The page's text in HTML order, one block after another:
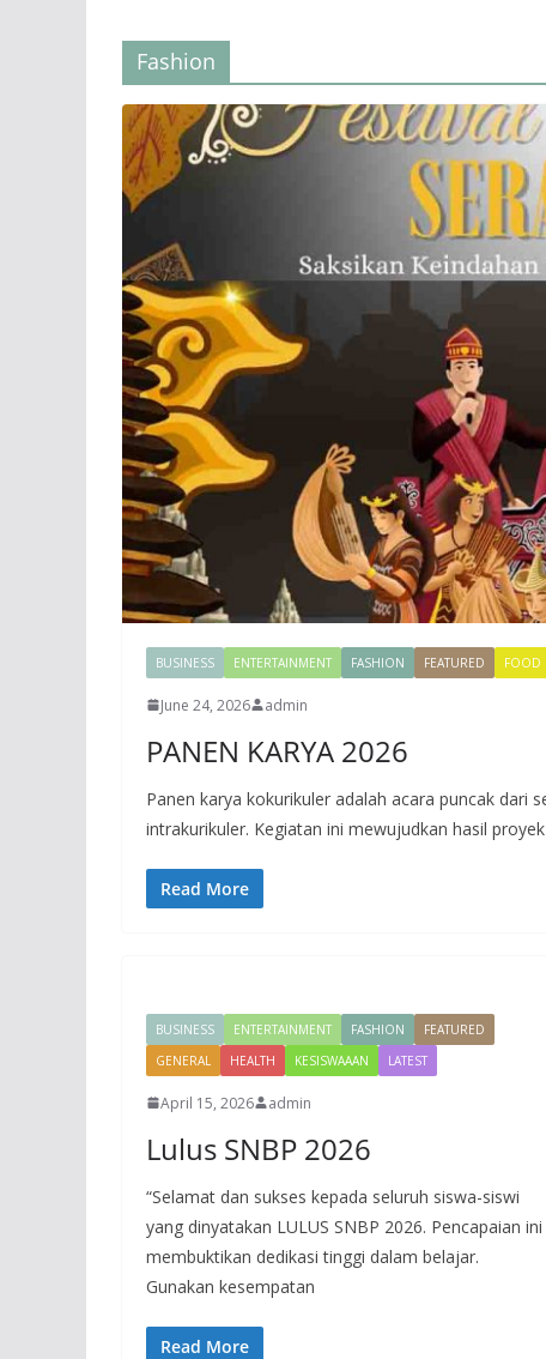
Fashion
BUSINESS ENTERTAINMENT FASHION FEATURED FOOD
June 24, 2026 admin
PANEN KARYA 2026
Panen karya kokurikuler adalah acara puncak dari
intrakurikuler. Kegiatan ini mewujudkan hasil
Read More
BUSINESS ENTERTAINMENT FASHION
FEATURED
GENERAL
HEALTH KESISWAAAN LATEST
April 15, 2026 admin
Lulus SNBP 2026
“Selamat dan sukses kepada seluruh siswa-siswi
yang dinyatakan LULUS SNBP 2026. Pencapaian ini
membuktikan dedikasi tinggi dalam belajar.
Gunakan kesempatan
Read More